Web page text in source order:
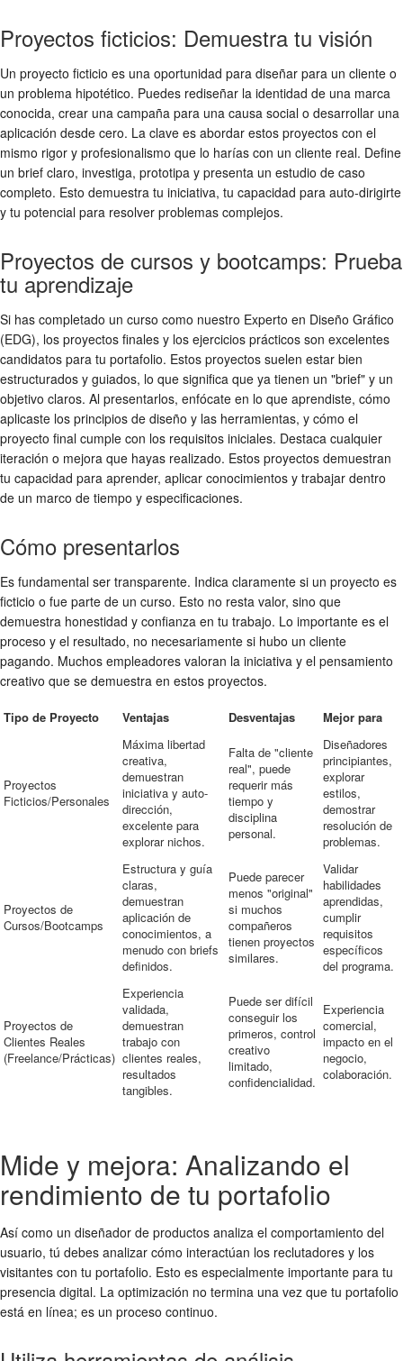
Proyectos ficticios: Demuestra tu visión
Un proyecto ficticio es una oportunidad para diseñar para un cliente o
un problema hipotético. Puedes rediseñar la identidad de una marca
conocida, crear una campaña para una causa social o desarrollar una
aplicación desde cero. La clave es abordar estos proyectos con el
mismo rigor y profesionalismo que lo harías con un cliente real. Define
un brief claro, investiga, prototipa y presenta un estudio de caso
completo. Esto demuestra tu iniciativa, tu capacidad para auto-dirigirte
y tu potencial para resolver problemas complejos.
Proyectos de cursos y bootcamps: Prueba
tu aprendizaje
Si has completado un curso como nuestro Experto en Diseño Gráfico
(EDG), los proyectos finales y los ejercicios prácticos son excelentes
candidatos para tu portafolio. Estos proyectos suelen estar bien
estructurados y guiados, lo que significa que ya tienen un "brief" y un
objetivo claros. Al presentarlos, enfócate en lo que aprendiste, cómo
aplicaste los principios de diseño y las herramientas, y cómo el
proyecto final cumple con los requisitos iniciales. Destaca cualquier
iteración o mejora que hayas realizado. Estos proyectos demuestran
tu capacidad para aprender, aplicar conocimientos y trabajar dentro
de un marco de tiempo y especificaciones.
Cómo presentarlos
Es fundamental ser transparente. Indica claramente si un proyecto es
ficticio o fue parte de un curso. Esto no resta valor, sino que
demuestra honestidad y confianza en tu trabajo. Lo importante es el
proceso y el resultado, no necesariamente si hubo un cliente
pagando. Muchos empleadores valoran la iniciativa y el pensamiento
creativo que se demuestra en estos proyectos.
Tipo de Proyecto Ventajas Desventajas Mejor para
Proyectos
Ficticios/Personales
Máxima libertad
creativa,
demuestran
iniciativa y auto-
dirección,
excelente para
explorar nichos.
Falta de "cliente
real", puede
requerir más
tiempo y
disciplina
personal.
Diseñadores
principiantes,
explorar
estilos,
demostrar
resolución de
problemas.
Proyectos de
Cursos/Bootcamps
Estructura y guía
claras,
demuestran
aplicación de
conocimientos, a
menudo con briefs
definidos.
Puede parecer
menos "original"
si muchos
compañeros
tienen proyectos
similares.
Validar
habilidades
aprendidas,
cumplir
requisitos
específicos
del programa.
Proyectos de
Clientes Reales
(Freelance/Prácticas)
Experiencia
validada,
demuestran
trabajo con
clientes reales,
resultados
tangibles.
Puede ser difícil
conseguir los
primeros, control
creativo
limitado,
confidencialidad.
Experiencia
comercial,
impacto en el
negocio,
colaboración.
Mide y mejora: Analizando el
rendimiento de tu portafolio
Así como un diseñador de productos analiza el comportamiento del
usuario, tú debes analizar cómo interactúan los reclutadores y los
visitantes con tu portafolio. Esto es especialmente importante para tu
presencia digital. La optimización no termina una vez que tu portafolio
está en línea; es un proceso continuo.